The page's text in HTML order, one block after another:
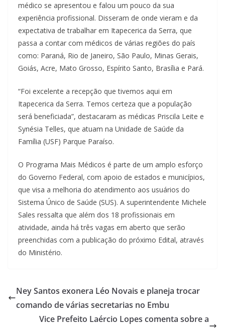
médico se apresentou e falou um pouco da sua
experiência profissional. Disseram de onde vieram e da
expectativa de trabalhar em Itapecerica da Serra, que
passa a contar com médicos de várias regiões do país
como: Paraná, Rio de Janeiro, São Paulo, Minas Gerais,
Goiás, Acre, Mato Grosso, Espírito Santo, Brasília e Pará.
“Foi excelente a recepção que tivemos aqui em
Itapecerica da Serra. Temos certeza que a população
será beneficiada”, destacaram as médicas Priscila Leite e
Synésia Telles, que atuam na Unidade de Saúde da
Família (USF) Parque Paraíso.
O Programa Mais Médicos é parte de um amplo esforço
do Governo Federal, com apoio de estados e municípios,
que visa a melhoria do atendimento aos usuários do
Sistema Único de Saúde (SUS). A superintendente Michele
Sales ressalta que além dos 18 profissionais em
atividade, ainda há três vagas em aberto que serão
preenchidas com a publicação do próximo Edital, através
do Ministério.
Ney Santos exonera Léo Novais e planeja trocar
comando de várias secretarias no Embu
Vice Prefeito Laércio Lopes comenta sobre a